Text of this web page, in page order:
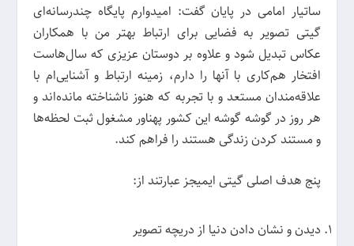
ساتیار امامی در پایان گفت: امیدوارم پایگاه چندرسانه‌ای
گیتی تصویر به فضایی برای ارتباط بهتر من با همکاران
عکاس تبدیل شود و علاوه بر دوستان عزیزی که سال‌هاست
افتخار هم‌کاری با آنها را دارم، زمینه ارتباط و آشنایی‌ام با
علاقه‌مندان مستعد و با تجربه که هنوز ناشناخته مانده‌اند و
هر روز در گوشه گوشه این کشور پهناور مشغول ثبت لحظه‌ها
و مستند کردن زندگی هستند را فراهم کند.
پنج هدف اصلی گیتی ایمیجز عبارتند از:
دیدن و نشان دادن دنیا از دریچه تصویر